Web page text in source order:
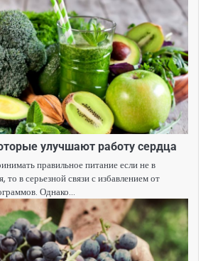
улучшают работу сердца
правильное питание если не в
то в серьезной связи с избавлением от
Однако…